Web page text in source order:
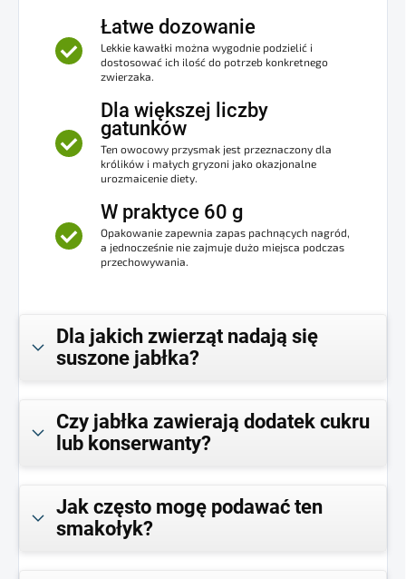
Łatwe dozowanie
Lekkie kawałki można wygodnie podzielić i
dostosować ich ilość do potrzeb konkretnego
zwierzaka.
Dla większej liczby
gatunków
Ten owocowy przysmak jest przeznaczony dla
królików i małych gryzoni jako okazjonalne
urozmaicenie diety.
W praktyce 60 g
Opakowanie zapewnia zapas pachnących nagród,
a jednocześnie nie zajmuje dużo miejsca podczas
przechowywania.
Dla jakich zwierząt nadają się
suszone jabłka?
Czy jabłka zawierają dodatek cukru
lub konserwanty?
Jak często mogę podawać ten
smakołyk?